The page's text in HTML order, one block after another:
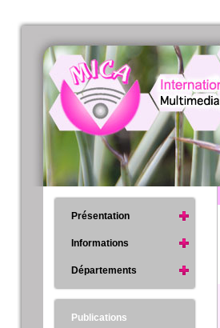
Présentation
Informations
Départements
Publications